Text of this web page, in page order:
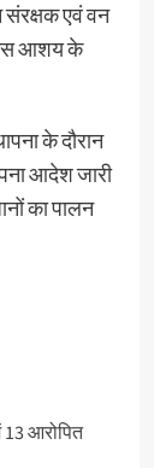
एवं वन
इस आशय के
के दौरान
आदेश जारी
का पालन
आरोपित